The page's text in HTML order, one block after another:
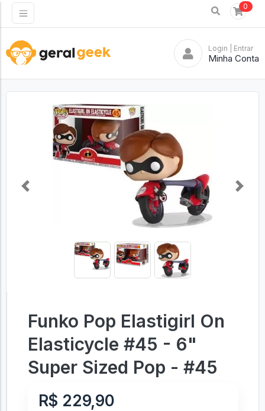
0
Login | Entrar
Minha Conta
Previous Next
Funko Pop Elastigirl On
Elasticycle #45 - 6"
Super Sized Pop - #45
R$ 229,90